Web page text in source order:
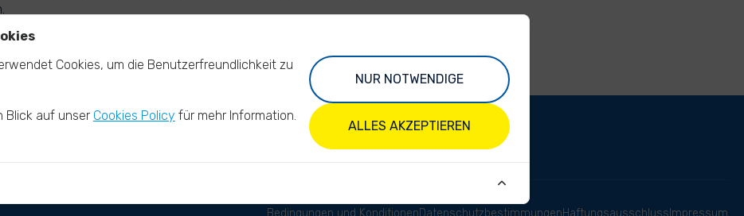
Bedingungen und KonditionenDatenschutzbestimmungenHaftungsausschluss Impressum
Cookies, um die Benutzerfreundlichkeit zu
Blick auf unser Cookies Policy für mehr Information.
NUR NOTWENDIGE
ALLES AKZEPTIEREN